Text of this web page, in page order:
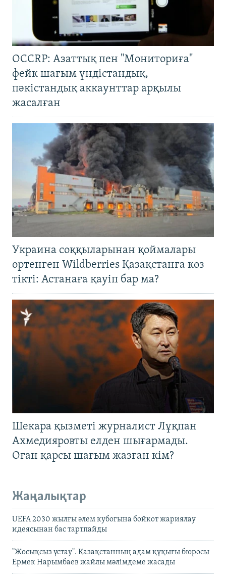
OCCRP: Азаттық пен "Мониториға"
фейк шағым үндістандық,
пәкістандық аккаунттар арқылы
жасалған
Украина соққыларынан қоймалары
өртенген Wildberries Қазақстанға көз
тікті: Астанаға қауіп бар ма?
Шекара қызметі журналист Лұқпан
Ахмедияровты елден шығармады.
Оған қарсы шағым жазған кім?
Жаңалықтар
UEFA 2030 жылғы әлем кубогына бойкот жариялау
идеясынан бас тартпайды
"Жосықсыз ұстау". Қазақстанның адам құқығы бюросы
Ермек Нарымбаев жайлы мәлімдеме жасады